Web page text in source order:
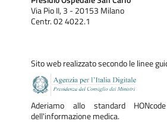
Via Pio II, 3 - 20153 Milano
Centr. 02 4022.1
Sito web realizzato secondo le linee
Aderiamo allo standard
dell'informazione medica.